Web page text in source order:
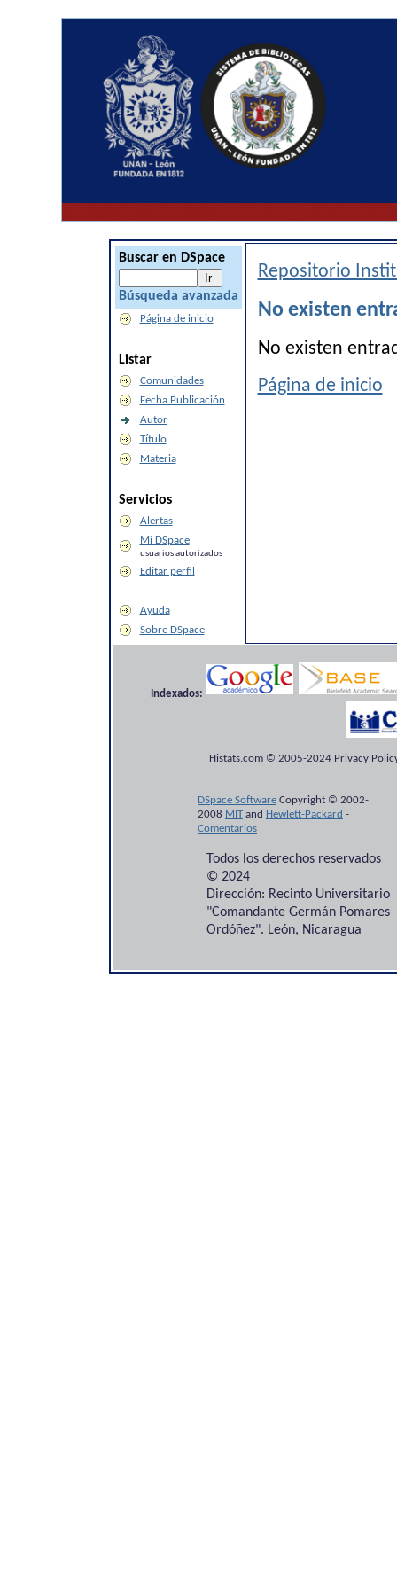
Buscar en DSpace
Búsqueda avanzada
Página de inicio
Listar
Comunidades
Fecha Publicación
Autor
Título
Materia
Servicios
Alertas
Mi DSpace
usuarios autorizados
Editar perfil
Ayuda
Sobre DSpace
Repositorio
No existen
No existen
Página de inicio
Indexados:
Histats.com © 2005-2024 Privacy
DSpace Software Copyright © 2002-
2008 MITand Hewlett-Packard -
Comentarios
Todos los derechos reservados
© 2024
Dirección: Recinto Universitario
"Comandante Germán Pomares
Ordóñez". León, Nicaragua